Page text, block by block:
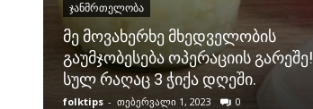
ᲯᲐᲜᲛᲠᲗᲔᲚᲝᲑᲐ
მე მოვახერხე მხედველობის
გაუმჯობესება ოპერაციის გარეშე!
სულ რაღაც 3 ჭიქა დღეში.
folktips - თებერვალი 1, 2023 0